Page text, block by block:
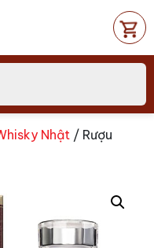
Nhật / Rượu